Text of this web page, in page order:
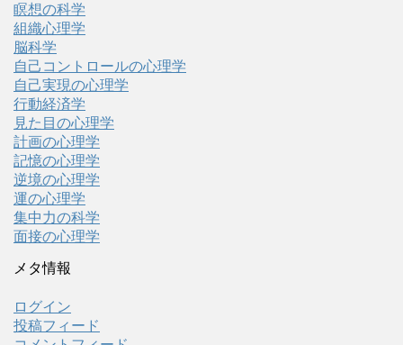
瞑想の科学
組織心理学
脳科学
自己コントロールの心理学
自己実現の心理学
行動経済学
見た目の心理学
計画の心理学
記憶の心理学
逆境の心理学
運の心理学
集中力の科学
面接の心理学
メタ情報
ログイン
投稿フィード